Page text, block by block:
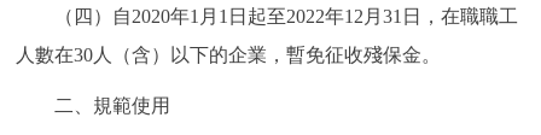
ITALIANO
（四）自2020年1月1日起至2022年12月31日，在職職工
人數在30人（含）以下的企業，暫免征收殘保金。
二、規範使用